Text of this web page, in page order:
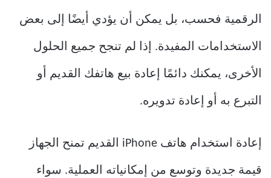
الرقمية فحسب، بل يمكن أن يؤدي أيضًا إلى بعض
الاستخدامات المفيدة. إذا لم تنجح جميع الحلول
الأخرى، يمكنك دائمًا إعادة بيع هاتفك القديم أو
التبرع به أو إعادة تدويره.
إعادة استخدام هاتف iPhone القديم تمنح الجهاز
قيمة جديدة وتوسع من إمكانياته العملية. سواء